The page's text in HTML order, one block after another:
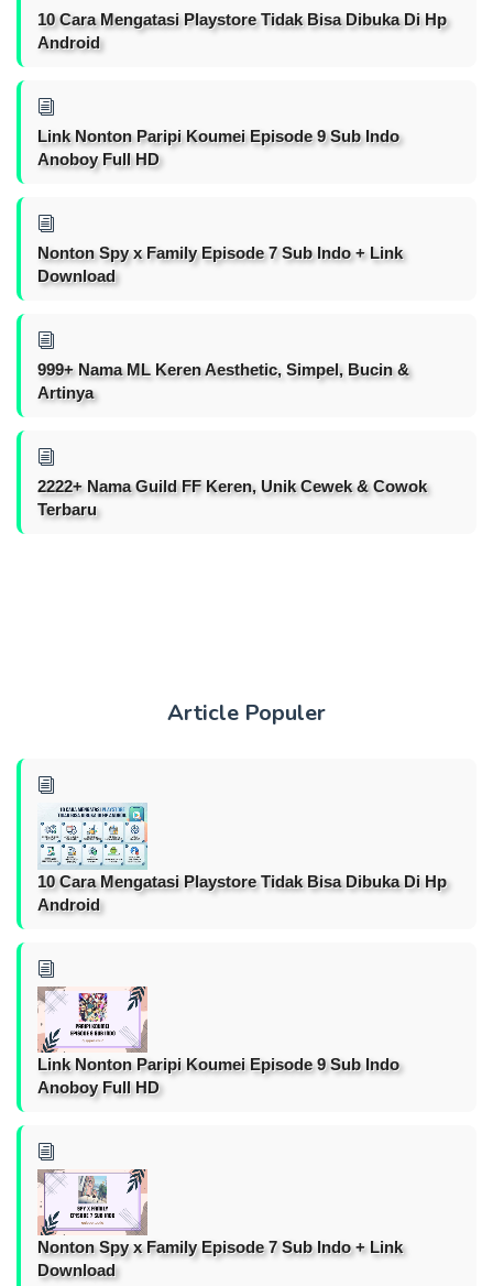
10 Cara Mengatasi Playstore Tidak Bisa Dibuka Di Hp
Android
Link Nonton Paripi Koumei Episode 9 Sub Indo
Anoboy Full HD
Nonton Spy x Family Episode 7 Sub Indo + Link
Download
999+ Nama ML Keren Aesthetic, Simpel, Bucin &
Artinya
2222+ Nama Guild FF Keren, Unik Cewek & Cowok
Terbaru
Article Populer
10 Cara Mengatasi Playstore Tidak Bisa Dibuka Di Hp
Android
Link Nonton Paripi Koumei Episode 9 Sub Indo
Anoboy Full HD
Nonton Spy x Family Episode 7 Sub Indo + Link
Download